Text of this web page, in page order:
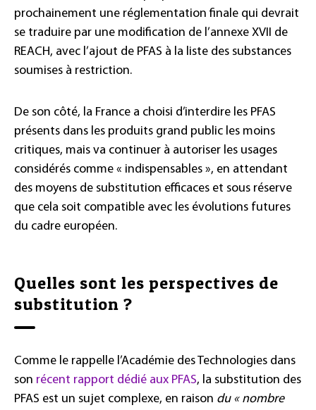
prochainement une réglementation finale qui devrait
se traduire par une modification de l’annexe XVII de
REACH, avec l’ajout de PFAS à la liste des substances
soumises à restriction.
De son côté, la France a choisi d’interdire les PFAS
présents dans les produits grand public les moins
critiques, mais va continuer à autoriser les usages
considérés comme « indispensables », en attendant
des moyens de substitution efficaces et sous réserve
que cela soit compatible avec les évolutions futures
du cadre européen.
Quelles sont les perspectives de
substitution ?
Comme le rappelle l’Académie des Technologies dans
son récent rapport dédié aux PFAS, la substitution des
PFAS est un sujet complexe, en raison du « nombre